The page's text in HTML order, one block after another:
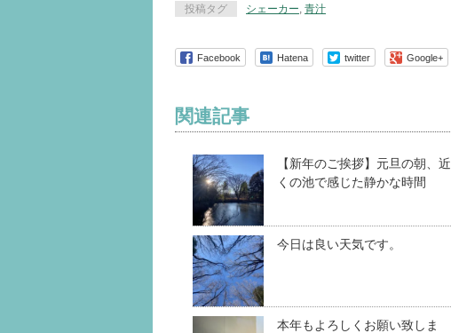
投稿タグ シェーカー, 青汁
Facebook Hatena twitter Google+
関連記事
【新年のご挨拶】元旦の朝、近
くの池で感じた静かな時間
今日は良い天気です。
本年もよろしくお願い致しま